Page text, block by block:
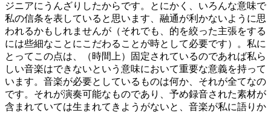
ジニアにうんざりしたからです。とにかく、いろんな意味で
私の信条を表していると思います、融通が利かないように思
われるかもしれませんが（それでも、的を絞った主張をする
には些細なことにこだわることが時として必要です）。私に
とってこの点は、（時間上）固定されているのであれば私ら
しい音楽はできないという意味において重要な意義を持って
います。音楽が必要としているものは何か、それが全てなの
です。それが演奏可能なものであり、予め録音された素材が
含まれていては生まれてきようがないと、音楽が私に語りか